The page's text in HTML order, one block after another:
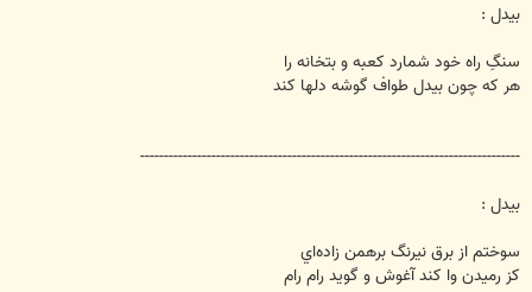
بيدل :
سنگِ راه خود شمارد كعبه و بتخانه را
هر كه چون بيدل طواف گوشه دلها كند
--------------------------------------------------------------------------------
بيدل :
سوختم از برق نيرنگ برهمن زاده‌اي
كز رميدن وا كند آغوش و گويد رام رام